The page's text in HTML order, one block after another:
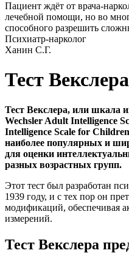
Пациент ждёт от врача-
лечебной помощи, но во
способного разрешить
Психиатр-нарколог
Ханин С.Г.
Тест Векслера
Тест Векслера, или шкала
Wechsler Adult Intelligence
Intelligence Scale for
наиболее популярных и
для оценки
разных возрастных групп.
Этот тест был разработан
1939 году, и с тех пор он
модификаций, обеспечивая
измерений.
Тест Векслера